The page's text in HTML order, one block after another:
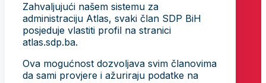
Zahvaljujući našem sistemu za
administraciju Atlas, svaki član SDP BiH
posjeduje vlastiti profil na stranici
atlas.sdp.ba.
Ova mogućnost dozvoljava svim članovima
da sami provjere i ažuriraju podatke na